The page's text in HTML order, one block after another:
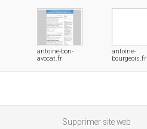
antoine-bon-
avocat.fr
antoine-
bourgeois.fr
Supprimer site web